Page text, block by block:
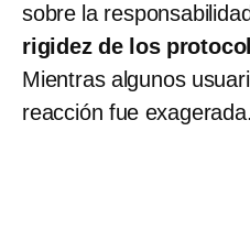
sobre la
rigidez de los
Mientras algunos
reacción fue exagerada.